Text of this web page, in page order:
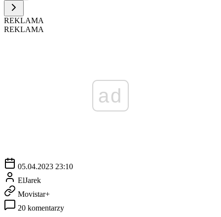
REKLAMA
REKLAMA
ad
05.04.2023 23:10
ElJarek
Movistar+
20 komentarzy